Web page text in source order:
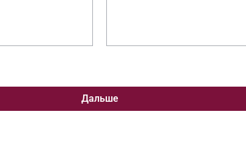
Дальше